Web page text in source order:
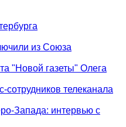
из Союза
"Новой газеты" Олега
сотрудников телеканала
Запада: интервью с